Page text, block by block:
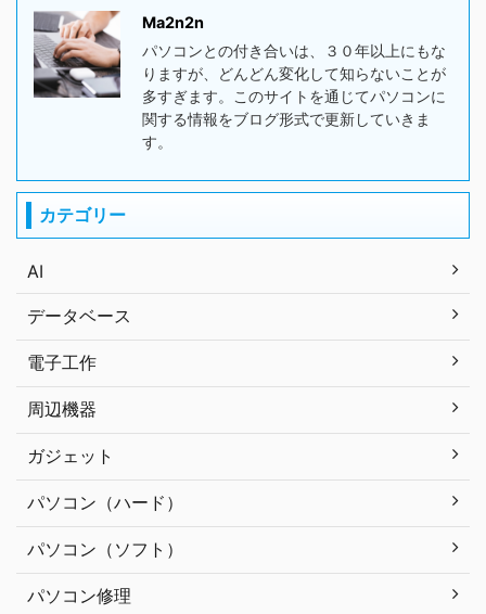
Ma2n2n
パソコンとの付き合いは、３０年以上にもな
りますが、どんどん変化して知らないことが
多すぎます。このサイトを通じてパソコンに
関する情報をブログ形式で更新していきま
す。
カテゴリー
AI
データベース
電子工作
周辺機器
ガジェット
パソコン（ハード）
パソコン（ソフト）
パソコン修理